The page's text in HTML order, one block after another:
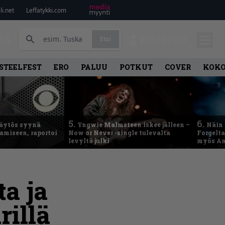
Leffatykki.com
ERO PALUU POTKUT COVER
syynä
raportoi
5. Yngwie Malmsteen iskee jälleen –
Now or Never -single tulevalta
levyltä julki
6. Näin
myös
ja